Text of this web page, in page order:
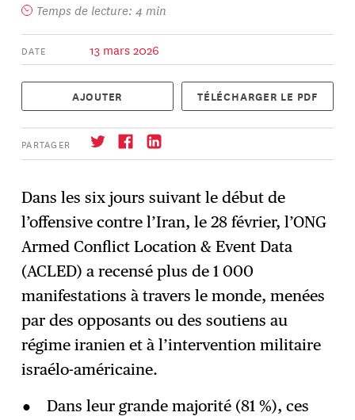
Temps de lecture: 4 min
DATE 13 mars 2026
AJOUTER TÉLÉCHARGER LE PDF
PARTAGER
→ S'abonner
Dans les six jours suivant le début de
l’offensive contre l’Iran, le 28 février, l’ONG
Armed Conflict Location & Event Data
(ACLED) a recensé plus de 1 000
manifestations à travers le monde, menées
par des opposants ou des soutiens au
régime iranien et à l’intervention militaire
israélo-américaine.
Dans leur grande majorité (81 %), ces